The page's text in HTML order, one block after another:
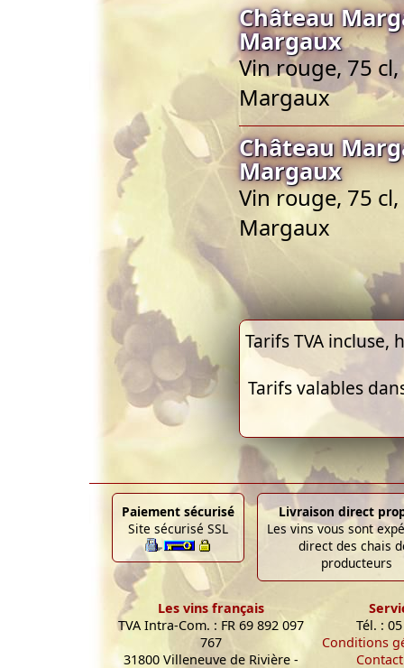
Château
Margaux
Vin rouge, 75
Margaux
Château
Margaux
Vin rouge, 75
Margaux
Tarifs TVA
Tarifs valables
Paiement sécurisé
Site sécurisé SSL
Livraison direct
Les vins vous sont
direct des chais
producteurs
Les vins français
TVA Intra-Com. : FR 69 892 097
767
31800 Villeneuve de Rivière -
Tél. :
Conditions
Contact